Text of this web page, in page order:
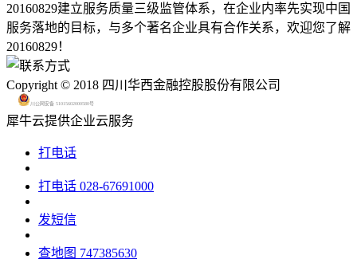
20160829建立服务质量三级监管体系，在企业内率先实现中国
服务落地的目标，与多个著名企业具有合作关系，欢迎您了解
20160829！
Copyright © 2018 四川华西金融控股股份有限公司
川公网安备 51015602000580号
犀牛云提供企业云服务
打电话
打电话 028-67691000
发短信
查地图 747385630